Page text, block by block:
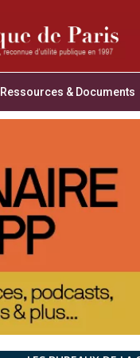
Ressources & Documents